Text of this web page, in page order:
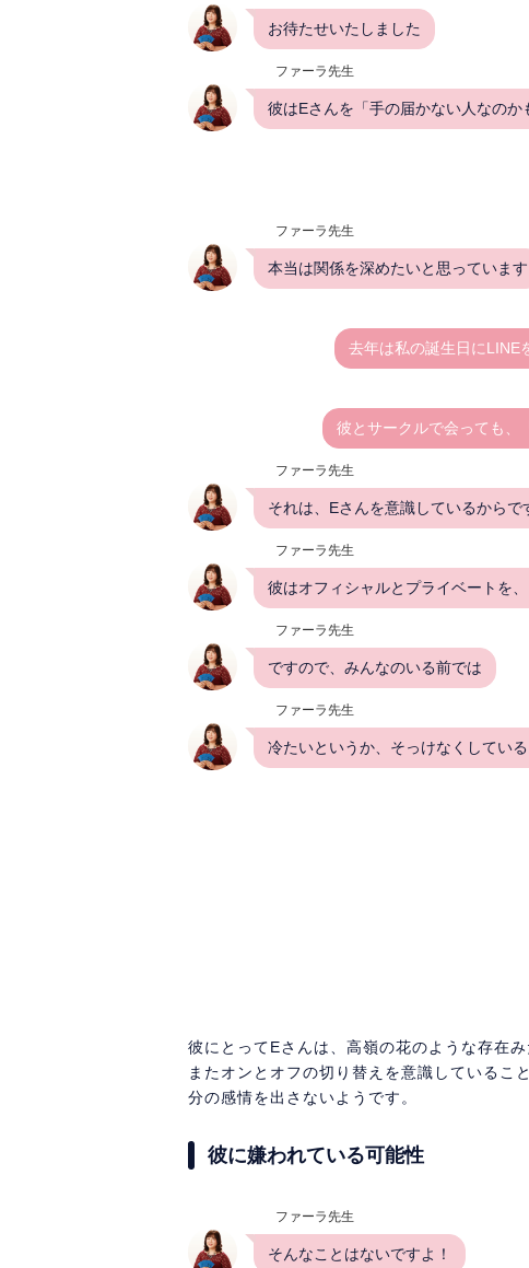
お待たせいたしました
ファーラ先生
彼はEさんを「手の届かない人なの
ファーラ先生
本当は関係を深めたいと思っています
去年は私の誕生日にLINE
彼とサークルで会っても、
ファーラ先生
それは、Eさんを意識しているからで
ファーラ先生
彼はオフィシャルとプライベートを
ファーラ先生
ですので、みんなのいる前では
ファーラ先生
冷たいというか、そっけなくしてい
彼にとってEさんは、高嶺の花のような存在み
またオンとオフの切り替えを意識しているこ
分の感情を出さないようです。
彼に嫌われている可能性
ファーラ先生
そんなことはないですよ！